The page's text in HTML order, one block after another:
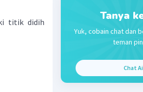
titik didih
Tanya
Yuk, cobain chat dan
teman
Chat